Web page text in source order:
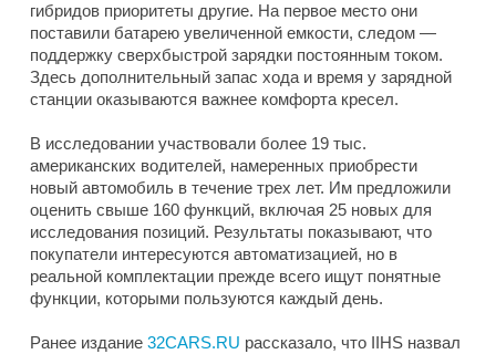
гибридов приоритеты другие. На первое место они
поставили батарею увеличенной емкости, следом —
поддержку сверхбыстрой зарядки постоянным током.
Здесь дополнительный запас хода и время у зарядной
станции оказываются важнее комфорта кресел.
В исследовании участвовали более 19 тыс.
американских водителей, намеренных приобрести
новый автомобиль в течение трех лет. Им предложили
оценить свыше 160 функций, включая 25 новых для
исследования позиций. Результаты показывают, что
покупатели интересуются автоматизацией, но в
реальной комплектации прежде всего ищут понятные
функции, которыми пользуются каждый день.
Ранее издание 32CARS.RU рассказало, что IIHS назвал